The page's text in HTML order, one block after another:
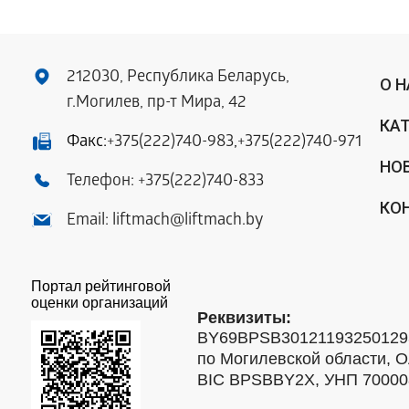
212030, Республика Беларусь,
г.Могилев, пр-т Мира, 42
Факс:+375(222)740-983,+375(222)740-971
Телефон: +375(222)740-833
Email: liftmach@liftmach.by
О
Портал рейтинговой
оценки организаций
Реквизиты:
по Могилевской области,
BIC BPSBBY2X, УНП